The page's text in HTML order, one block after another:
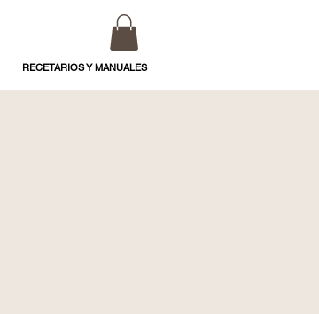
RECETARIOS Y MANUALES